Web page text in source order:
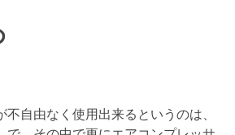
自由なく使用出来るというのは、